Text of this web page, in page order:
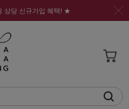
상당 신규가입 혜택! ★